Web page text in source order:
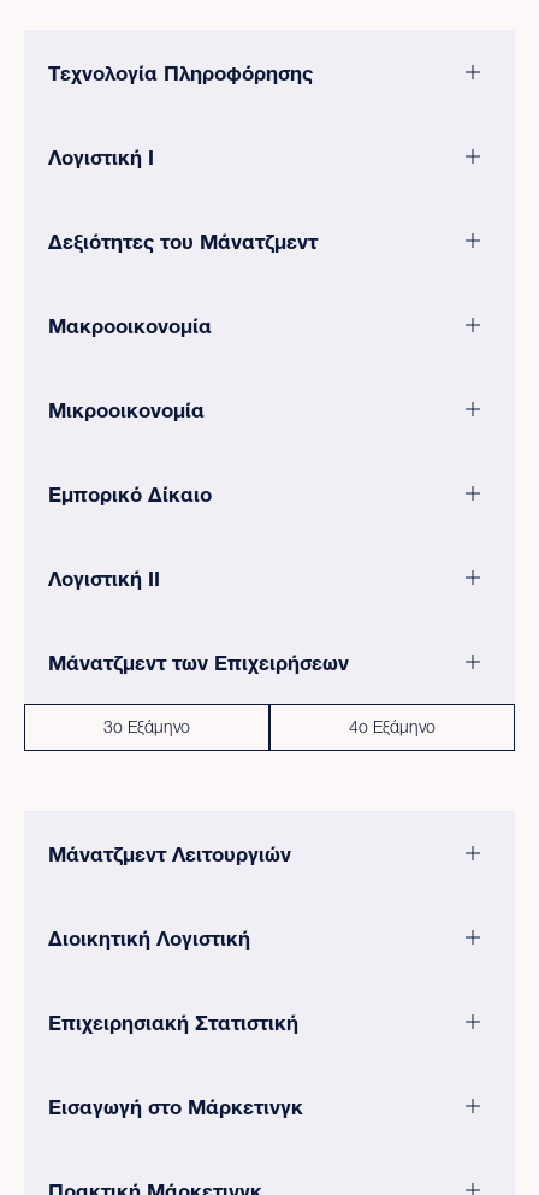
Τεχνολογία Πληροφόρησης
Λογιστική Ι
Δεξιότητες του Μάνατζμεντ
Μακροοικονομία
Μικροοικονομία
Εμπορικό Δίκαιο
Λογιστική ΙΙ
Μάνατζμεντ των Επιχειρήσεων
3ο Εξάμηνο 4ο Εξάμηνο
Μάνατζμεντ Λειτουργιών
Διοικητική Λογιστική
Επιχειρησιακή Στατιστική
Εισαγωγή στο Μάρκετινγκ